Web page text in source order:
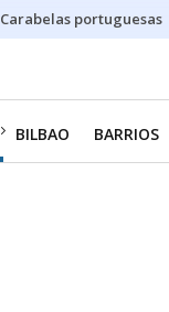
Carabelas portuguesas
BILBAO BARRIOS